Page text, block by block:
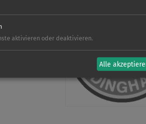
aktivieren oder deaktivieren.
Alle